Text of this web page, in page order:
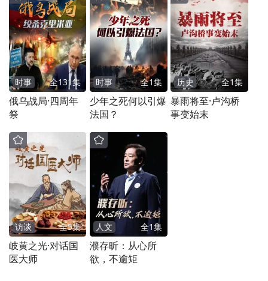
缺陷，在耐热性、重量、刹车距离、制动力
矩等方面都具有明显优势，制动距离与传统
相比缩短了30%，大大增强了重型车辆行驶
安全，有效提升了汽车运输效率，提升了中
国汽车装备水平，提高了中国制造核心竞争
力。特别是对于客运、军工运输、航天航空
等领域，新技术、新产品的规模应用具有重
大战略意义。
为了不断改进工艺，恒昇科技建立了完善的
质量管理体系，从原材料采购、生产工艺到
产品检测，每一个环节都严格把控。通过不
断提高产品质量和可靠性，恒昇科技赢得了
客户的信任和忠诚度，为企业赢得了更多的
时事 全131集
俄乌战局·四周年
祭
时事 全1集
少年之死何以引爆
法国？
历史 全1集
暴雨将至·卢沟桥
事变始末
访谈 全5集
岐黄之光·对话国
医大师
人文 全1集
濮存昕：从心所
欲，不逾矩